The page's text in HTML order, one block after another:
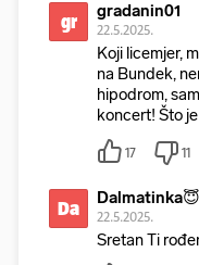
gr gradanin01
22.5.2025.
Koji licemjer,
na Bundek,
hipodrom,
koncert! Što je
17 11
Da Dalmatinka😇
22.5.2025.
Sretan Ti